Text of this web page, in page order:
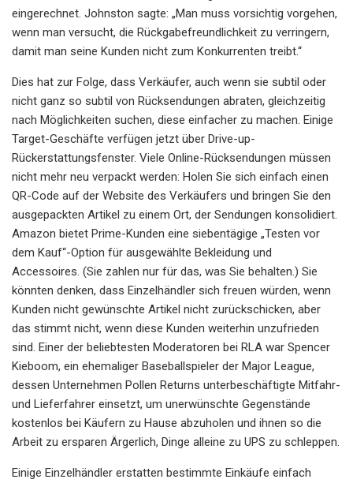
eingerechnet. Johnston sagte: „Man muss vorsichtig vorgehen,
wenn man versucht, die Rückgabefreundlichkeit zu verringern,
damit man seine Kunden nicht zum Konkurrenten treibt.“
Dies hat zur Folge, dass Verkäufer, auch wenn sie subtil oder
nicht ganz so subtil von Rücksendungen abraten, gleichzeitig
nach Möglichkeiten suchen, diese einfacher zu machen. Einige
Target-Geschäfte verfügen jetzt über Drive-up-
Rückerstattungsfenster. Viele Online-Rücksendungen müssen
nicht mehr neu verpackt werden: Holen Sie sich einfach einen
QR-Code auf der Website des Verkäufers und bringen Sie den
ausgepackten Artikel zu einem Ort, der Sendungen konsolidiert.
Amazon bietet Prime-Kunden eine siebentägige „Testen vor
dem Kauf“-Option für ausgewählte Bekleidung und
Accessoires. (Sie zahlen nur für das, was Sie behalten.) Sie
könnten denken, dass Einzelhändler sich freuen würden, wenn
Kunden nicht gewünschte Artikel nicht zurückschicken, aber
das stimmt nicht, wenn diese Kunden weiterhin unzufrieden
sind. Einer der beliebtesten Moderatoren bei RLA war Spencer
Kieboom, ein ehemaliger Baseballspieler der Major League,
dessen Unternehmen Pollen Returns unterbeschäftigte Mitfahr-
und Lieferfahrer einsetzt, um unerwünschte Gegenstände
kostenlos bei Käufern zu Hause abzuholen und ihnen so die
Arbeit zu ersparen Ärgerlich, Dinge alleine zu UPS zu schleppen.
Einige Einzelhändler erstatten bestimmte Einkäufe einfach